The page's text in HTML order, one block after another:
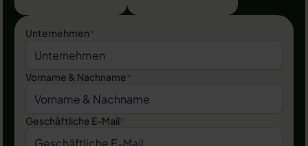
Unternehmen*
Vorname & Nachname*
Geschäftliche E-Mail*